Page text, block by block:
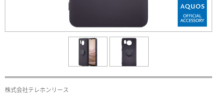
株式会社テレホンリース